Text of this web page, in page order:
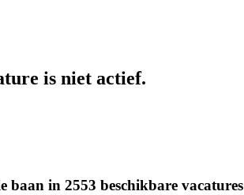
is niet actief.
baan in 2553 beschikbare vacatures